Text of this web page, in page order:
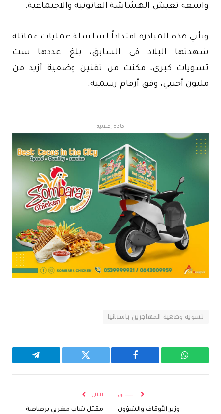
واسعة تعيش الهشاشة القانونية والاجتماعية.
وتأتي هذه المبادرة امتداداً لسلسلة عمليات مماثلة
شهدتها البلاد في السابق، بلغ عددها ست
تسويات كبرى، مكنت من تقنين وضعية أزيد من
مليون أجنبي، وفق أرقام رسمية.
مادة إعلانية
تسوية وضعية المهاجرين بإسبانيا
واتساب فيسبوك تويتر تيلقرام
السابق
وزير الأوقاف والشؤون
التالي
مقتل شاب مغربي برصاصة